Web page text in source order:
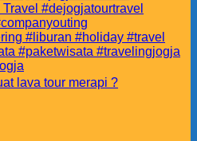
lava tour merapi ?